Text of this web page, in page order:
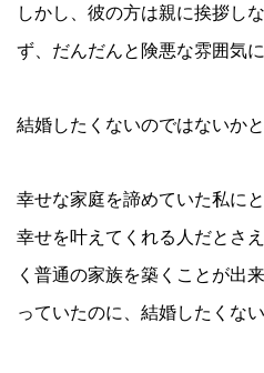
しかし、彼の方は親に挨拶し
ず、だんだんと険悪な雰囲気に
結婚したくないのではないか
幸せな家庭を諦めていた私に
幸せを叶えてくれる人だとさ
く普通の家族を築くことが出
っていたのに、結婚したくな